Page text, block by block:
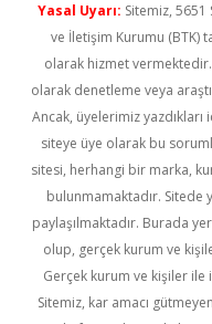
Yasal Uyarı: Sitemiz, 5651
ve İletişim Kurumu (BTK)
olarak hizmet
olarak denetleme veya
Ancak, üyelerimiz
siteye üye olarak bu
sitesi, herhangi bir marka,
bulunmamaktadır. Sitede
paylaşılmaktadır. Burada
olup, gerçek kurum ve
Gerçek kurum ve kişiler
Sitemiz, kar amacı